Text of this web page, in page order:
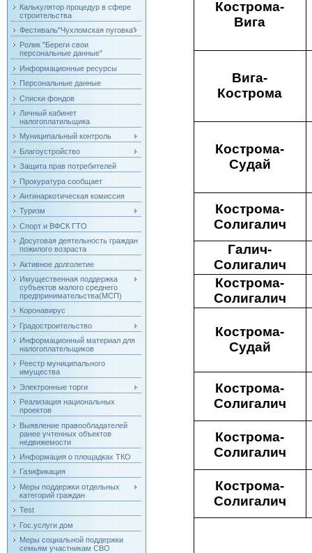
Калькулятор процедур в сфере
строительства
Фестиваль"Чухломская пуговка"
Ролик "Береги свои
персональные данные"
Информационные ресурсы
Персональные данные
Списки фондов
Личный кабинет
налогоплатильщика
Муниципальный контроль
Благоустройство
Защита прав потребителей
Прокуратура сообщает
Антинаркотическая комиссия
Туризм
Спорт и ВФСК ГТО
Досуговая деятельность граждан
пожилого возраста
Активное долголетие
Имущественная поддержка
субъектов малого среднего
предпринимательства(МСП)
Коронавирус
Градостроительство
Информационный материал для
налогоплательщиков
Реестр муниципального
имущества
Электронные торги
Реализация национальных
проектов
Выявление правообладателей
ранее учтенных объектов
недвижемости
Информация о площадках ТКО
Газификация
Меры поддержки отдельных
категорий граждан
Test
Гос.услуги дом
Меры социальной поддержки
семьям участникам СВО
Кострома-
Вига
Вига-
Кострома
Кострома-
Судай
Кострома-
Солигалич
Галич-
Солигалич
Кострома-
Солигалич
Кострома-
Судай
Кострома-
Солигалич
Кострома-
Солигалич
Кострома-
Солигалич